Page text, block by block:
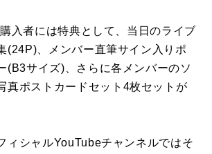
入者には特典として、当日のライブ
(24P)、メンバー直筆サイン入りポ
(B3サイズ)、さらに各メンバーのソ
真ポストカードセット4枚セットが
ィシャルYouTubeチャンネルではそ